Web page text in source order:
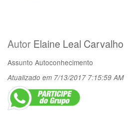
Autor Elaine Leal Carvalho
Assunto Autoconhecimento
Atualizado em 7/13/2017 7:15:59 AM